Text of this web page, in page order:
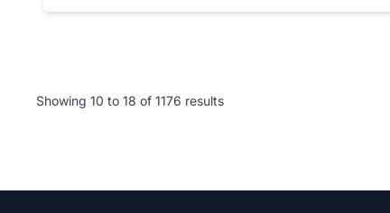
Showing 10 to 18 of 1176 results